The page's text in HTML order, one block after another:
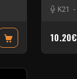
K21
-
10.20€